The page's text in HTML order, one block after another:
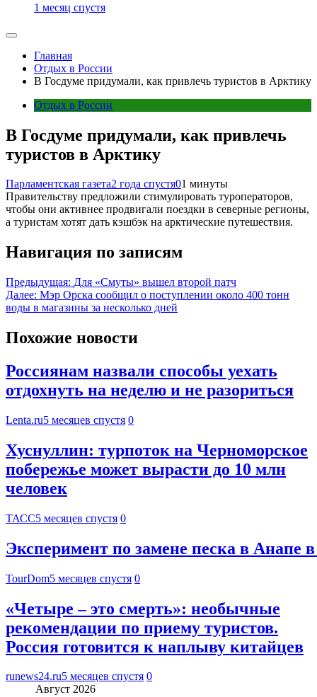
1 месяц спустя
Главная
Отдых в России
В Госдуме придумали, как привлечь туристов в Арктику
Отдых в России
В Госдуме придумали, как привлечь
туристов в Арктику
Парламентская газета2 года спустя01 минуты
Правительству предложили стимулировать туроператоров,
чтобы они активнее продвигали поездки в северные регионы,
а туристам хотят дать кэшбэк на арктические путешествия.
Навигация по записям
Предыдущая: Для «Смуты» вышел второй патч
Далее: Мэр Орска сообщил о поступлении около 400 тонн
воды в магазины за несколько дней
Похожие новости
Россиянам назвали способы уехать
отдохнуть на неделю и не разориться
Lenta.ru5 месяцев спустя 0
Хуснуллин: турпоток на Черноморское
побережье может вырасти до 10 млн
человек
ТАСС5 месяцев спустя 0
Эксперимент по замене песка в Анапе
TourDom5 месяцев спустя 0
«Четыре – это смерть»: необычные
рекомендации по приему туристов.
Россия готовится к наплыву китайцев
runews24.ru5 месяцев спустя 0
Август 2026